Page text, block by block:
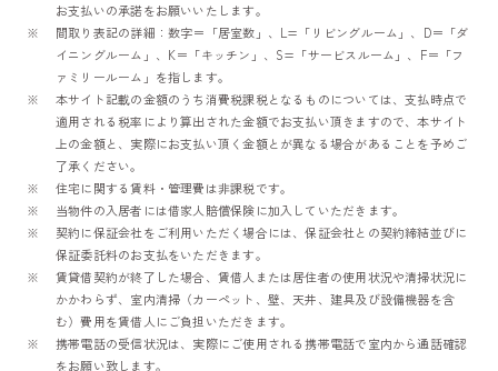
お支払いの承諾をお願いいたします。
間取り表記の詳細：数字＝「居室数」、L=「リビングルーム」、D＝「ダ
イニングルーム」、K＝「キッチン」、S=「サービスルーム」、F＝「フ
ァミリールーム」を指します。
本サイト記載の金額のうち消費税課税となるものについては、支払時点で
適用される税率により算出された金額でお支払い頂きますので、本サイト
上の金額と、実際にお支払い頂く金額とが異なる場合があることを予めご
了承ください。
住宅に関する賃料・管理費は非課税です。
当物件の入居者には借家人賠償保険に加入していただきます。
契約に保証会社をご利用いただく場合には、保証会社との契約締結並びに
保証委託料のお支払をいただきます。
賃貸借契約が終了した場合、賃借人または居住者の使用状況や清掃状況に
かかわらず、室内清掃（カーペット、壁、天井、建具及び設備機器を含
む）費用を賃借人にご負担いただきます。
携帯電話の受信状況は、実際にご使用される携帯電話で室内から通話確認
をお願い致します。